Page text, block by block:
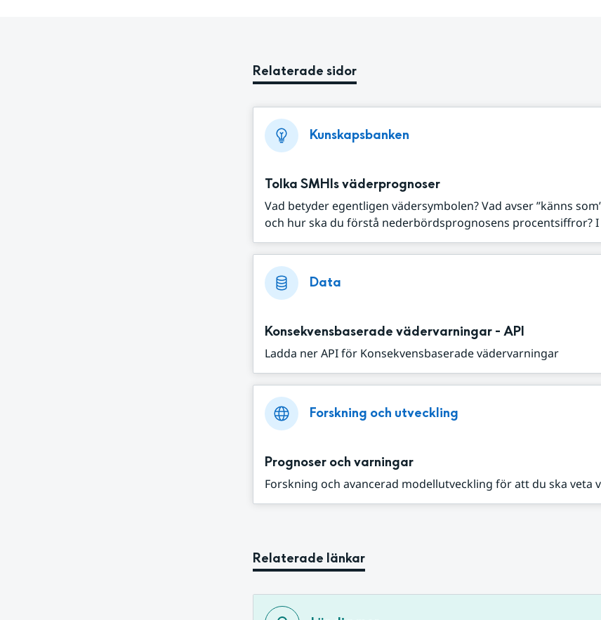
Relaterade sidor
Kunskapsbanken
Tolka SMHIs väderprognoser
Vad betyder egentligen vädersymbolen? Vad avser ”känns
och hur ska du förstå nederbördsprognosens procentsiffror? I
Data
Konsekvensbaserade vädervarningar - API
Ladda ner API för Konsekvensbaserade vädervarningar
Forskning och utveckling
Prognoser och varningar
Forskning och avancerad modellutveckling för att du ska veta
Relaterade länkar